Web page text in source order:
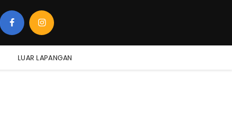
LUAR LAPANGAN